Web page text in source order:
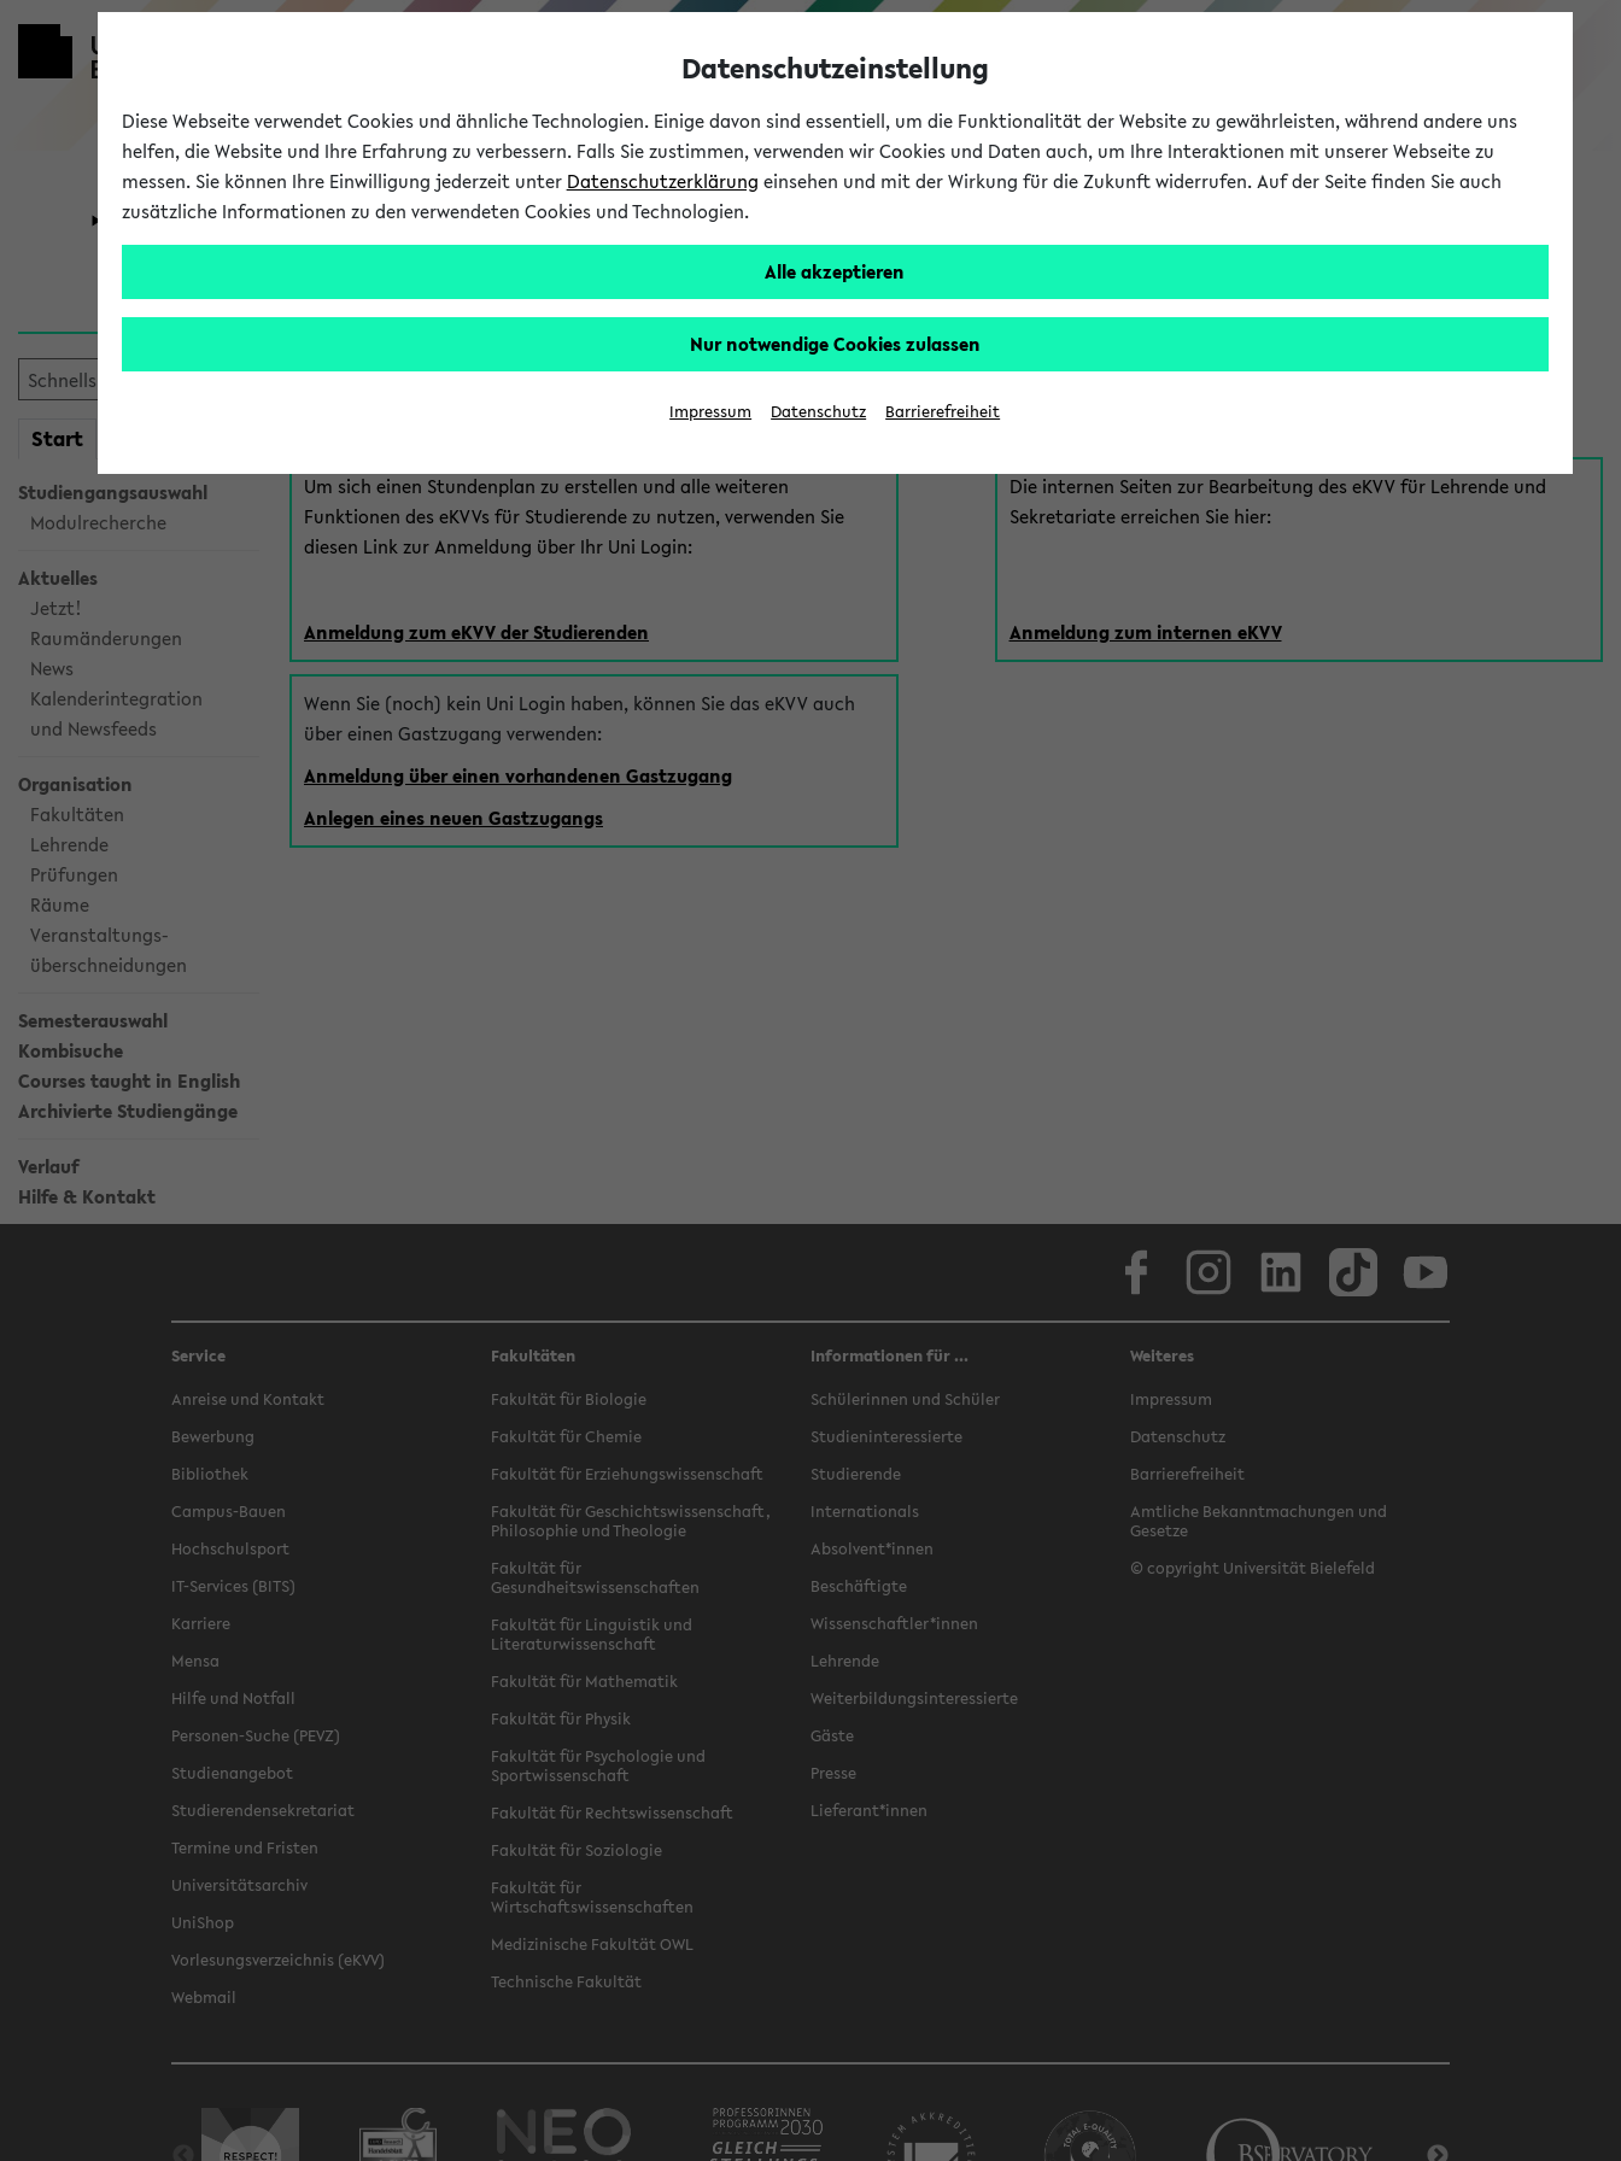
eKVV
Universität Forschung Studium
Start
Studiengangsauswahl
Modulrecherche
Aktuelles
Jetzt!
Raumänderungen
News
Kalenderintegration
und Newsfeeds
Organisation
Fakultäten
Lehrende
Prüfungen
Räume
Veranstaltungs-
überschneidungen
Semesterauswahl
Kombisuche
Courses taught in English
Archivierte Studiengänge
Verlauf
Hilfe & Kontakt
Anmeldung am eKVV
Es gibt mehrere Möglichkeiten zur Anmeldung am eKVV. Bitte wählen Sie die für Sie richtige aus:
Um sich einen Stundenplan zu erstellen und alle weiteren
Funktionen des eKVVs für Studierende zu nutzen, verwenden Sie
diesen Link zur Anmeldung über Ihr Uni Login:
Anmeldung zum eKVV der Studierenden
Wenn Sie (noch) kein Uni Login haben, können Sie das eKVV auch
über einen Gastzugang verwenden:
Anmeldung über einen vorhandenen Gastzugang
Anlegen eines neuen Gastzugangs
eKVV für Mitarbeiter*innen
Die internen Seiten zur Bearbeitung des eKVV für Lehrende und
Sekretariate erreichen Sie hier:
Anmeldung zum internen eKVV
Service
Anreise und Kontakt
Bewerbung
Bibliothek
Campus-Bauen
Hochschulsport
IT-Services (BITS)
Karriere
Mensa
Hilfe und Notfall
Personen-Suche (PEVZ)
Studienangebot
Studierendensekretariat
Termine und Fristen
Universitätsarchiv
UniShop
Vorlesungsverzeichnis (eKVV)
Webmail
Fakultäten
Fakultät für Biologie
Fakultät für Chemie
Fakultät für Erziehungswissenschaft
Fakultät für Geschichtswissenschaft,
Philosophie und Theologie
Fakultät für
Gesundheitswissenschaften
Fakultät für Linguistik und
Literaturwissenschaft
Fakultät für Mathematik
Fakultät für Physik
Fakultät für Psychologie und
Sportwissenschaft
Fakultät für Rechtswissenschaft
Fakultät für Soziologie
Fakultät für
Wirtschaftswissenschaften
Medizinische Fakultät OWL
Technische Fakultät
Informationen für ...
Schülerinnen und Schüler
Studieninteressierte
Studierende
Internationals
Absolvent*innen
Beschäftigte
Wissenschaftler*innen
Lehrende
Weiterbildungsinteressierte
Gäste
Presse
Lieferant*innen
Weiteres
Impressum
Datenschutz
Barrierefreiheit
Amtliche Bekanntmachungen und
Gesetze
© copyright Universität Bielefeld
Datenschutzeinstellung
Diese Webseite verwendet Cookies und ähnliche Technologien. Einige davon sind essentiell, um die Funktionalität der Website zu gewährleisten, während andere uns
helfen, die Website und Ihre Erfahrung zu verbessern. Falls Sie zustimmen, verwenden wir Cookies und Daten auch, um Ihre Interaktionen mit unserer Webseite zu
messen. Sie können Ihre Einwilligung jederzeit unter Datenschutzerklärung einsehen und mit der Wirkung für die Zukunft widerrufen. Auf der Seite finden Sie auch
zusätzliche Informationen zu den verwendeten Cookies und Technologien.
Alle akzeptieren
Nur notwendige Cookies zulassen
Impressum Datenschutz Barrierefreiheit